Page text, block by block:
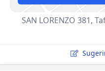
SAN LORENZO 381,